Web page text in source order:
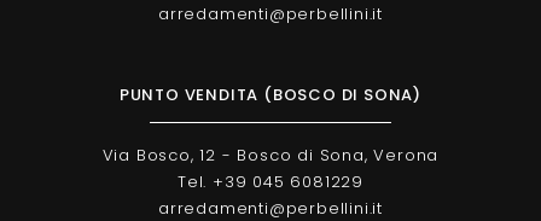
arredamenti@perbellini.it
PUNTO VENDITA (BOSCO DI SONA)
Via Bosco, 12 - Bosco di Sona, Verona
Tel. +39 045 6081229
arredamenti@perbellini.it